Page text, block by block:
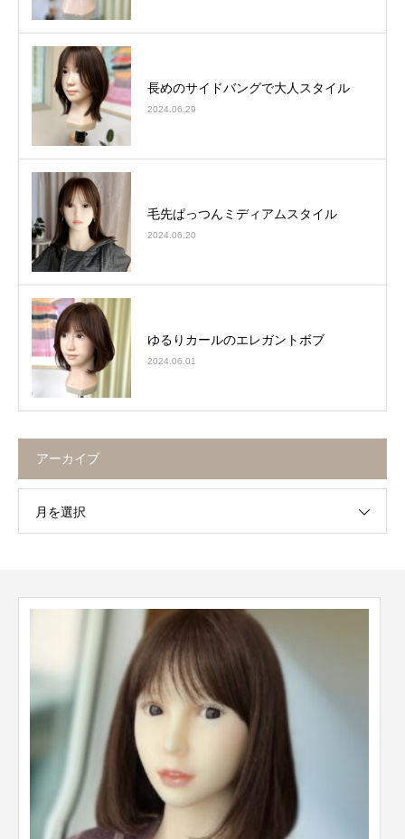
長めのサイドバングで大人スタイル
2024.06.29
毛先ぱっつんミディアムスタイル
2024.06.20
ゆるりカールのエレガントボブ
2024.06.01
アーカイブ
月を選択